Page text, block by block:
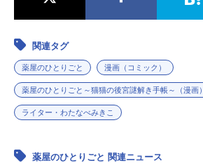
関連タグ
薬屋のひとりごと 漫画（コミック）
薬屋のひとりごと～猫猫の後宮謎解き手帳～（漫画）
ライター・わたなべみきこ
薬屋のひとりごと 関連ニュース